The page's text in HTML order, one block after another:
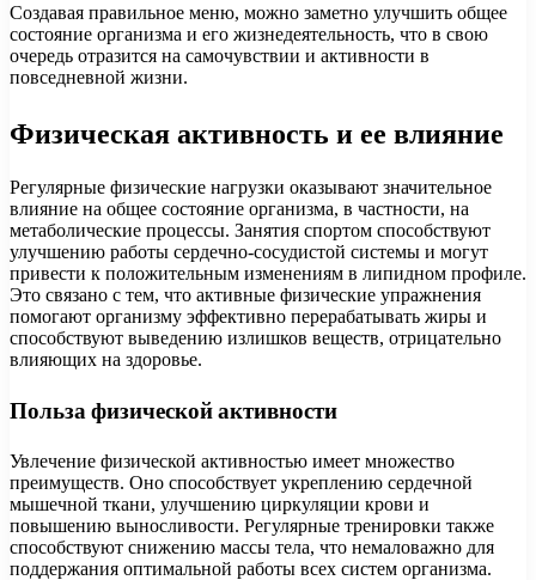
Создавая правильное меню, можно заметно улучшить общее
состояние организма и его жизнедеятельность, что в свою
очередь отразится на самочувствии и активности в
повседневной жизни.
Физическая активность и ее влияние
Регулярные физические нагрузки оказывают значительное
влияние на общее состояние организма, в частности, на
метаболические процессы. Занятия спортом способствуют
улучшению работы сердечно-сосудистой системы и могут
привести к положительным изменениям в липидном профиле.
Это связано с тем, что активные физические упражнения
помогают организму эффективно перерабатывать жиры и
способствуют выведению излишков веществ, отрицательно
влияющих на здоровье.
Польза физической активности
Увлечение физической активностью имеет множество
преимуществ. Оно способствует укреплению сердечной
мышечной ткани, улучшению циркуляции крови и
повышению выносливости. Регулярные тренировки также
способствуют снижению массы тела, что немаловажно для
поддержания оптимальной работы всех систем организма.